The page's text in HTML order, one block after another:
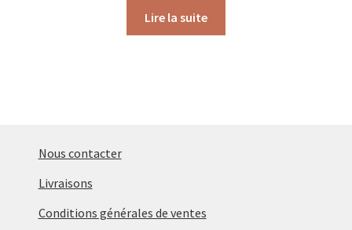
Lire la suite
Nous contacter
Livraisons
Conditions générales de ventes